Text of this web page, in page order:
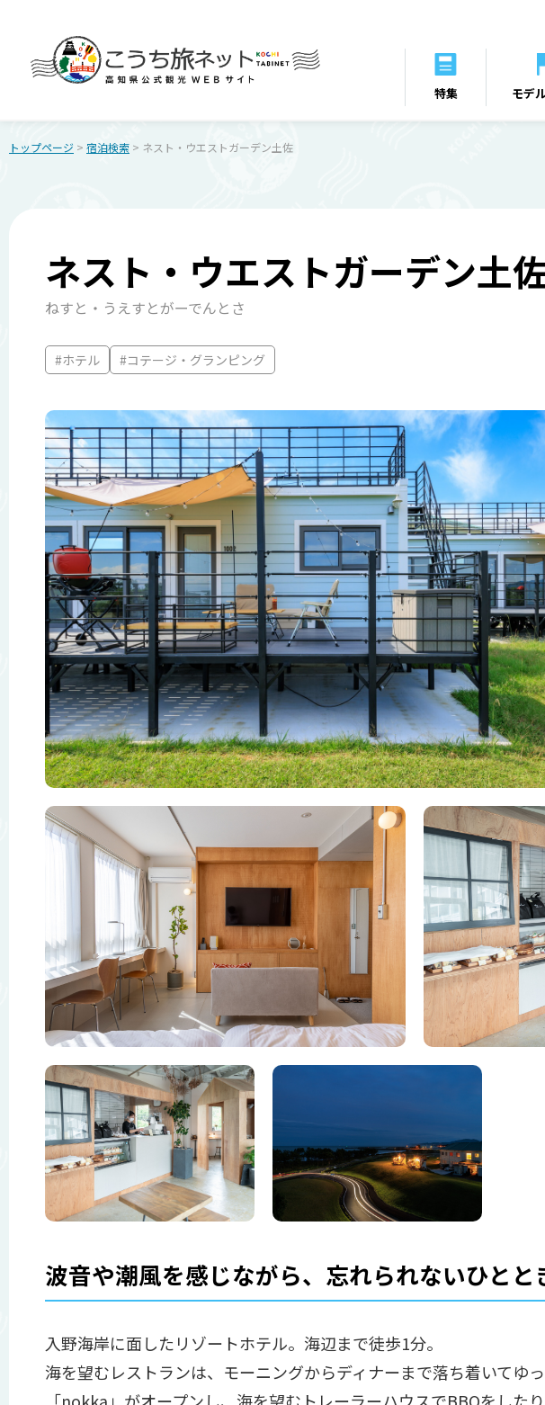
特集 モデ
トップページ > 宿泊検索 > ネスト・ウエストガーデン土佐
ネスト・ウエストガーデン土
ねすと・うえすとがーでんとさ
#ホテル #コテージ・グランピング
波音や潮風を感じながら、忘れられないひとと
入野海岸に面したリゾートホテル。海辺まで徒歩1分。
海を望むレストランは、モーニングからディナーまで落ち着いて